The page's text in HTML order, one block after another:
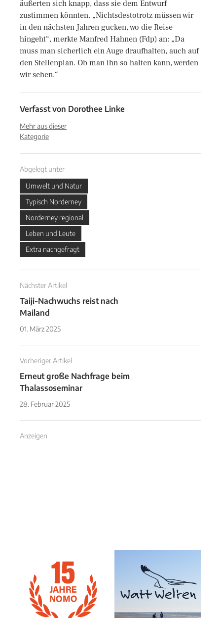
äußerten sich knapp, dass sie dem Entwurf
zustimmen könnten. „Nichtsdestotrotz müssen wir
in den nächsten Jahren gucken, wo die Reise
hingeht“, merkte Manfred Hahnen (Fdp) an: „Da
muss man sicherlich ein Auge draufhalten, auch auf
den Stellenplan. Ob man ihn so halten kann, werden
wir sehen.“
Verfasst von Dorothee Linke
Mehr aus dieser
Kategorie
Abgelegt unter
Umwelt und Natur
Typisch Norderney
Norderney regional
Leben und Leute
Extra nachgefragt
Nächster Artikel
Taiji-Nachwuchs reist nach
Mailand
01. März 2025
Vorheriger Artikel
Erneut große Nachfrage beim
Thalassoseminar
28. Februar 2025
Anzeigen